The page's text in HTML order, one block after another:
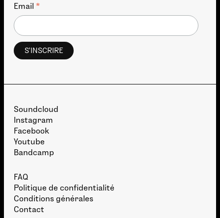
Email *
Soundcloud
Instagram
Facebook
Youtube
Bandcamp
FAQ
Politique de confidentialité
Conditions générales
Contact